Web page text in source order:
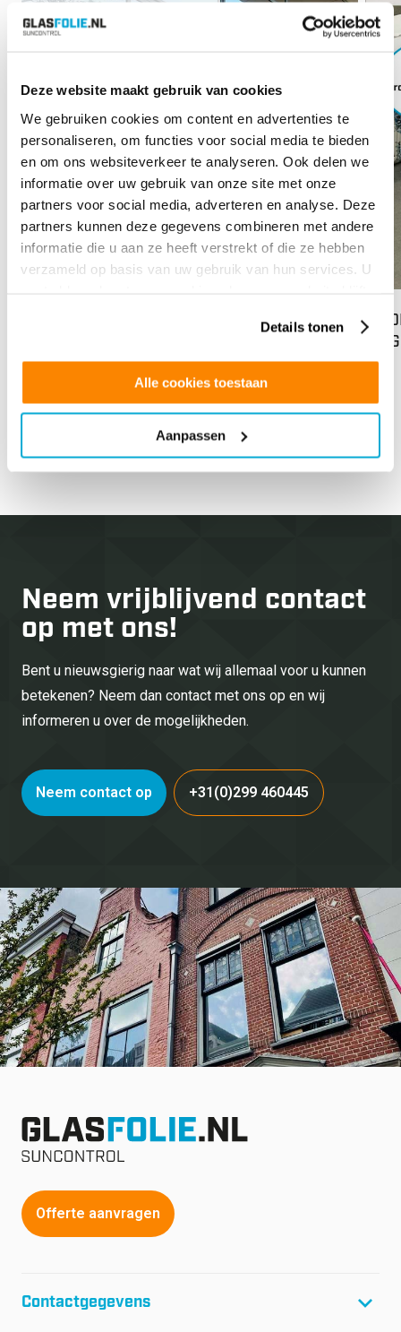
Deze website maakt gebruik van cookies
We gebruiken cookies om content en advertenties te
personaliseren, om functies voor social media te bieden
en om ons websiteverkeer te analyseren. Ook delen we
informatie over uw gebruik van onze site met onze
partners voor social media, adverteren en analyse. Deze
partners kunnen deze gegevens combineren met andere
informatie die u aan ze heeft verstrekt of die ze hebben
verzameld op basis van uw gebruik van hun services. U
Details tonen
Alle cookies toestaan
Aanpassen
84% WARMTEWERING BIJ TDA IN LIJNDEN
Lees meer
via
van
next
Neem vrijblijvend contact
op met ons!
Bent u nieuwsgierig naar wat wij allemaal voor u kunnen
betekenen? Neem dan contact met ons op en wij
informeren u over de mogelijkheden.
Neem contact op +31(0)299 460445
Offerte aanvragen
Contactgegevens